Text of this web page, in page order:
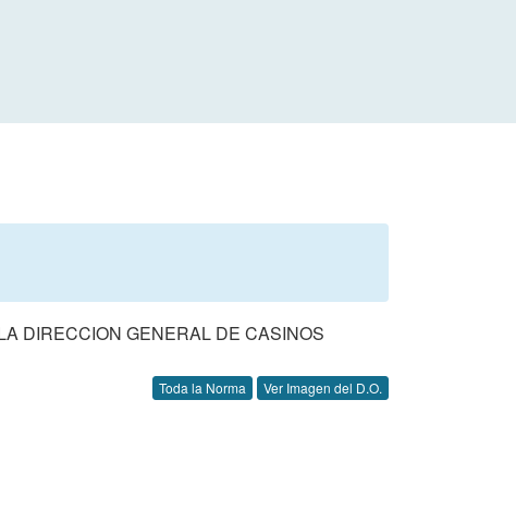
DIRECCION GENERAL DE CASINOS
Toda la Norma Ver Imagen del D.O.